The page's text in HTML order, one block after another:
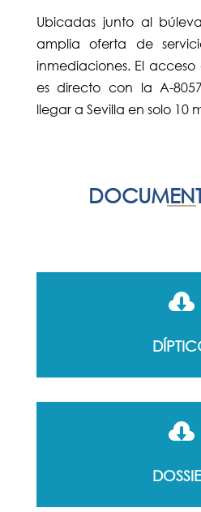
Ubicadas junto al
amplia oferta de
inmediaciones. El
es directo con la A-
llegar a Sevilla en solo 10

